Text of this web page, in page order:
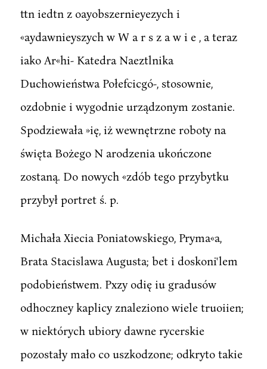
ttn iedtn z oayobszernieyezych i
«aydawnieyszych w W a r s z a w i e , a teraz
iako Ar«hi- Katedra Naeztlnika
Duchowieństwa Połefcicgó-, stosownie,
ozdobnie i wygodnie urządzonym zostanie.
Spodziewała »ię, iż wewnętrzne roboty na
święta Bożego N arodzenia ukończone
zostaną. Do nowych «zdób tego przybytku
przybył portret ś. p.
Michała Xiecia Poniatowskiego, Pryma«a,
Brata Stacislawa Augusta; bet i doskoni'lem
podobieństwem. Pxzy odię iu gradusów
odhoczney kaplicy znaleziono wiele truoiien;
w niektórych ubiory dawne rycerskie
pozostały mało co uszkodzone; odkryto takie